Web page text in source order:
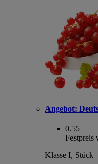
Angebot:
0.55
Festpreis
Klasse I, Stück